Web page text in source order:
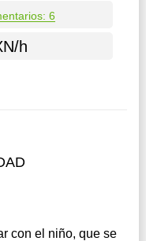
6
h
con el niño, que se